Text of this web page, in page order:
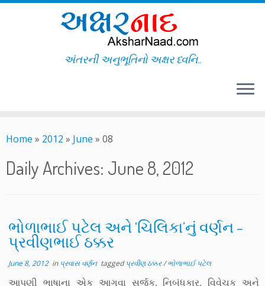
to
અંતરની અનુભૂતિનો અક્ષર ધ્વનિ..
Home » 2012 » June » 08
Daily Archives: June 8, 2012
ભોળાભાઈ પટેલ અને ‘ચિલિકા’નું વર્ણન –
પ્રવીણભાઈ ઠક્કર
June 8, 2012in પ્રવાસ વર્ણન taggedપ્રવીણ ઠક્કર/ભોળાભાઈ પટેલ
આપણી ભાષાના એક આગવા સર્જક, નિબંધકાર, વિવેચક અને